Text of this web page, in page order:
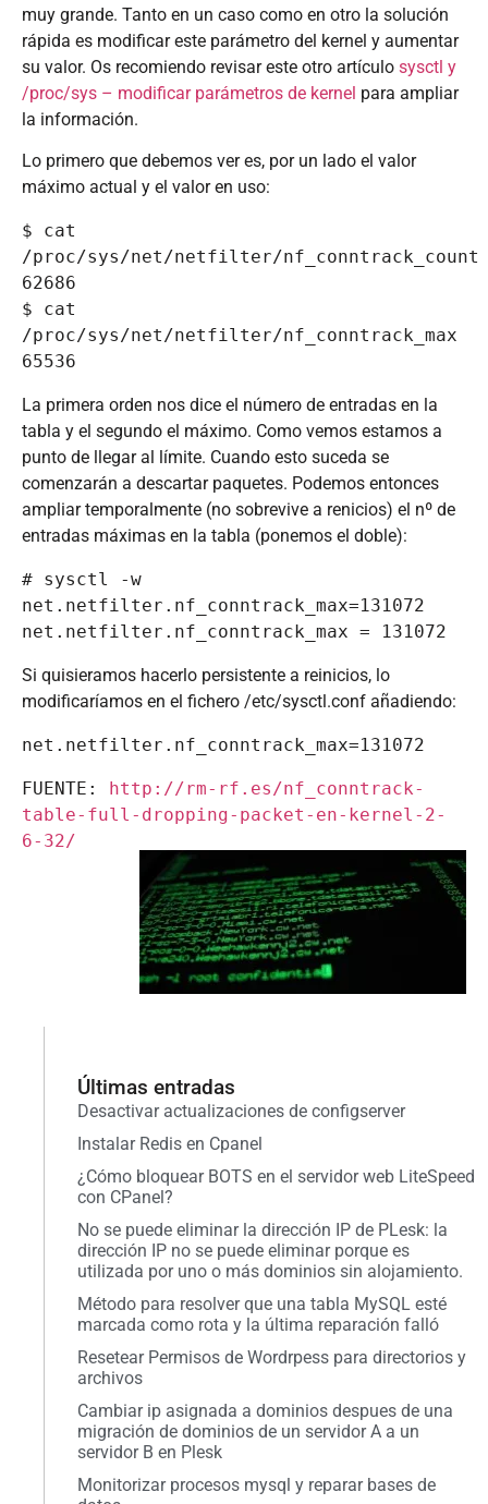
muy grande. Tanto en un caso como en otro la solución
rápida es modificar este parámetro del kernel y aumentar
su valor. Os recomiendo revisar este otro artículo sysctl y
/proc/sys – modificar parámetros de kernel para ampliar
la información.
Lo primero que debemos ver es, por un lado el valor
máximo actual y el valor en uso:
$ cat
/proc/sys/net/netfilter/nf_conntrack_count
62686
$ cat
/proc/sys/net/netfilter/nf_conntrack_max
65536
La primera orden nos dice el número de entradas en la
tabla y el segundo el máximo. Como vemos estamos a
punto de llegar al límite. Cuando esto suceda se
comenzarán a descartar paquetes. Podemos entonces
ampliar temporalmente (no sobrevive a renicios) el nº de
entradas máximas en la tabla (ponemos el doble):
# sysctl -w
net.netfilter.nf_conntrack_max=131072
net.netfilter.nf_conntrack_max = 131072
Si quisieramos hacerlo persistente a reinicios, lo
modificaríamos en el fichero /etc/sysctl.conf añadiendo:
net.netfilter.nf_conntrack_max=131072
FUENTE:
http://rm-rf.es/nf_conntrack-
table-full-dropping-packet-en-kernel-2-
6-32/
Últimas entradas
Desactivar actualizaciones de configserver
Instalar Redis en Cpanel
¿Cómo bloquear BOTS en el servidor web LiteSpeed
con CPanel?
No se puede eliminar la dirección IP de PLesk: la
dirección IP no se puede eliminar porque es
utilizada por uno o más dominios sin alojamiento.
Método para resolver que una tabla MySQL esté
marcada como rota y la última reparación falló
Resetear Permisos de Wordrpess para directorios y
archivos
Cambiar ip asignada a dominios despues de una
migración de dominios de un servidor A a un
servidor B en Plesk
Monitorizar procesos mysql y reparar bases de